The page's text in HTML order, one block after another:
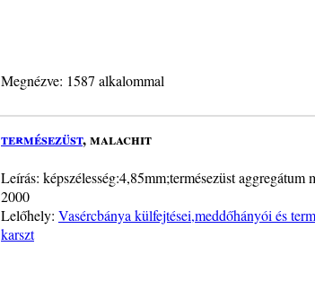
Megnézve: 1587 alkalommal
termésezüst, malachit
Leírás: képszélesség:4,85mm;termésezüst
2000
Lelőhely: Vasércbánya külfejtései,meddőhányói és
karszt